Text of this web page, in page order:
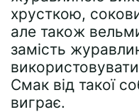
хрусткою,
але також
замість
Смак від такої
виграє.